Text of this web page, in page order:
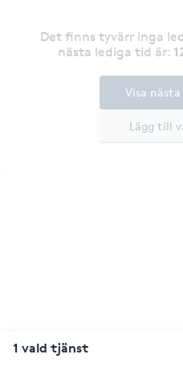
Det finns tyvärr inga
nästa lediga tid är:
Lägg till
Visa
1 vald tjänst